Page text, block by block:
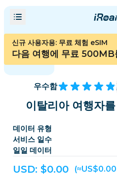
신규 사용자용: 무료 체험 eSIM
다음 여행에 무료 500MB
우수함
이탈리아 여행자
데이터 유형
서비스 일수
일일 데이터
USD: $0.00 (≈US$0.00